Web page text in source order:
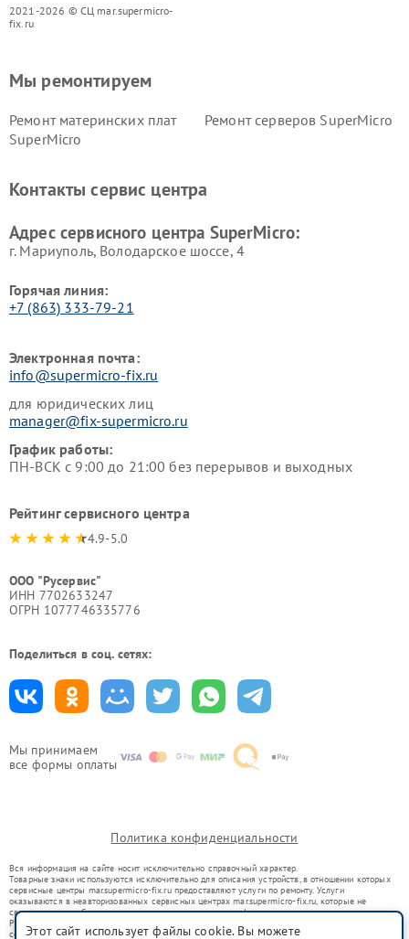
2021-2026 © СЦ mar.supermicro-
fix.ru
Мы принимаем
все формы оплаты
Мы ремонтируем
Ремонт материнских плат
SuperMicro
Ремонт серверов SuperMicro
Контакты сервис центра
Адрес сервисного центра SuperMicro:
г. Мариуполь, Володарское шоссе, 4
Горячая линия:
+7 (863) 333-79-21
Электронная почта:
info@supermicro-fix.ru
для юридических лиц
manager@fix-supermicro.ru
График работы:
ПН-ВСК с 9:00 до 21:00 без перерывов и выходных
Рейтинг сервисного центра
4.9-5.0
ООО "Русервис"
ИНН 7702633247
ОГРН 1077746335776
Поделиться в соц. сетях:
Политика конфиденциальности
Вся информация на сайте носит исключительно справочный характер.
Товарные знаки используются исключительно для описания устройств, в отношении которых
сервисные центры mar.supermicro-fix.ru предоставляют услуги по ремонту. Услуги
оказываются в неавторизованных сервисных центрах mar.supermicro-fix.ru, которые не
связаны с правообладателями товарных знаков или их официальными представителями.
Ремонт осуществляется для устройств, уже введенных в гражданский оборот в соответствии
со статьей 1487 ГК РФ.
Этот сайт использует файлы cookie. Вы можете